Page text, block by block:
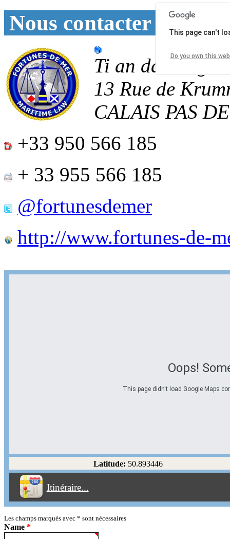
Nous contacter
Ti an
13 Rue de
CALAIS PAS
+33 950 566 185
+ 33 955 566 185
@fortunesdemer
http://www.fortunes-de-
Oops!
This page didn't load Google Maps
This page can't
Do you own this
Latitude: 50.893446
Itinéraire...
Éviter les autoroutes
Éviter les péages
Partir! Reset
Les champs marqués avec * sont nécessaires
Name *